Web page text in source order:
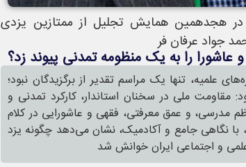
هجدهمین همایش تجلیل از ممتازین یزدی
جواد عرفان فر
را به یک منظومه تمدنی پیوند زد؟
علمیه، تنها یک مراسم تقدیر از برگزیدگان نبود؛
مقاومت ملی در سخنان استاندار، کارکرد تمدنی و
مدرسی، و عمق معرفتی، فقهی و عاشورایی در کلام
با نگاهی جامع و آکادمیک، نشان می‌دهد چگونه یزد
و اجتماعی ایران خوانش شد